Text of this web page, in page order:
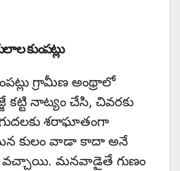
కుంపట్లు
గ్రామీణ అంథ్రాలో
నాట్యం చేసి, చివరకు
శరాఘాతంగా
కులం వాడా కాదా అనే
మనవాడైతే గుణం